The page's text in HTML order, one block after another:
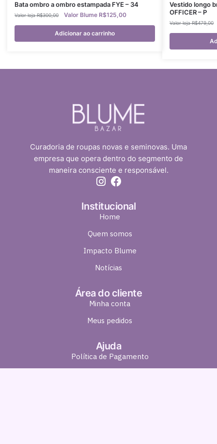
Bata ombro a ombro estampada FYE – 34
R$300,00 R$125,00
Adicionar ao carrinho
Vestido longo
OFFICER – P
R$479,00
Curadoria de roupas novas e seminovas. Uma
empresa que opera dentro do segmento de
maneira consciente e responsável.
Institucional
Home
Quem somos
Impacto Blume
Notícias
Área do cliente
Minha conta
Meus pedidos
Ajuda
Política de Pagamento